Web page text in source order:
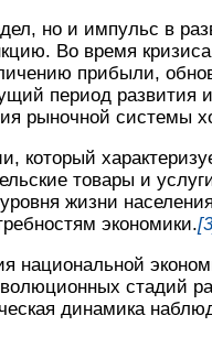
но и импульс в
Во время
прибыли,
период
рыночной системы
который
товары и
жизни
экономики.
стадий
динамика